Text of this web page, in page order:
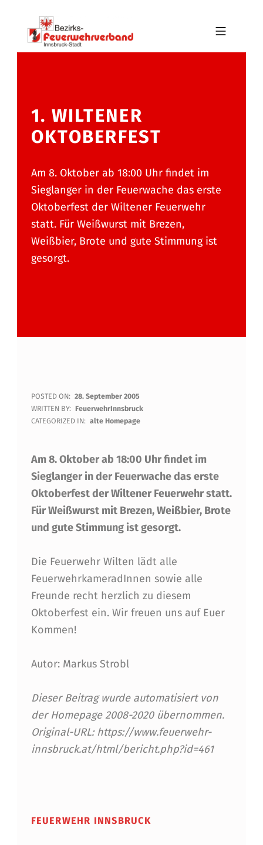
Skip to main navigation
Skip to main content
Skip to footer
BFV INNSBRUCK-STADT
1. WILTENER
OKTOBERFEST
Am 8. Oktober ab 18:00 Uhr findet im
Sieglanger in der Feuerwache das erste
Oktoberfest der Wiltener Feuerwehr
statt. Für Weißwurst mit Brezen,
Weißbier, Brote und gute Stimmung ist
gesorgt.
1
.
I
L
T
E
E
R
O
K
T
B
E
R
T
POSTED ON: 28. September 2005
WRITTEN BY: FeuerwehrInnsbruck
CATEGORIZED IN: alte Homepage
Am 8. Oktober ab 18:00 Uhr findet im
Sieglanger in der Feuerwache das erste
Oktoberfest der Wiltener Feuerwehr statt.
Für Weißwurst mit Brezen, Weißbier, Brote
und gute Stimmung ist gesorgt.
Die Feuerwehr Wilten lädt alle
FeuerwehrkameradInnen sowie alle
Freunde recht herzlich zu diesem
Oktoberfest ein. Wir freuen uns auf Euer
Kommen!
Autor: Markus Strobl
Dieser Beitrag wurde automatisiert von
der Homepage 2008-2020 übernommen.
Original-URL: https://www.feuerwehr-
innsbruck.at/html/bericht.php?id=461
FEUERWEHR INNSBRUCK